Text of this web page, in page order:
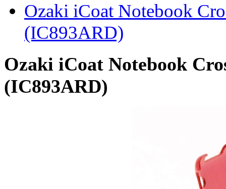
Ozaki iCoat Notebook
(IC893ARD)
Ozaki iCoat Notebook
(IC893ARD)